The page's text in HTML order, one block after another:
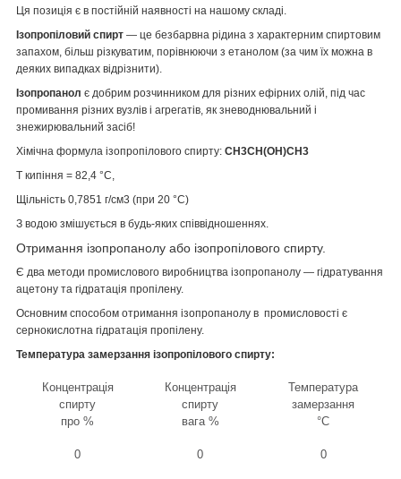
Ця позиція є в постійній наявності на нашому складі.
Ізопропіловий спирт — це безбарвна рідина з характерним спиртовим
запахом, більш різкуватим, порівнюючи з етанолом (за чим їх можна в
деяких випадках відрізнити).
Ізопропанол є добрим розчинником для різних ефірних олій, під час
промивання різних вузлів і агрегатів, як зневоднювальний і
знежирювальний засіб!
Хімічна формула ізопропілового спирту: CH3CH(OH)CH3
T кипіння = 82,4 °C,
Щільність 0,7851 г/см3 (при 20 °C)
З водою змішується в будь-яких співвідношеннях.
Отримання ізопропанолу або ізопропілового спирту.
Є два методи промислового виробництва ізопропанолу — гідратування
ацетону та гідратація пропілену.
Основним способом отримання ізопропанолу в промисловості є
сернокислотна гідратація пропілену.
Температура замерзання ізопропілового спирту:
Концентрація
спирту
про %
Концентрація
спирту
вага %
Температура
замерзання
°C
0 0 0